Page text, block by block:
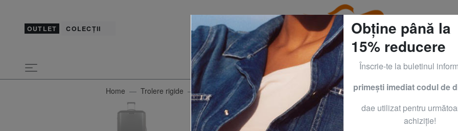
OUTLET COLECȚII
Home Trolere rigide PIQUADRO
BOLD Troller
Obține până la
15% reducere
Înscrie-te la buletinul
primeşti imediat codul de
dae utilizat pentru
achiziţie!